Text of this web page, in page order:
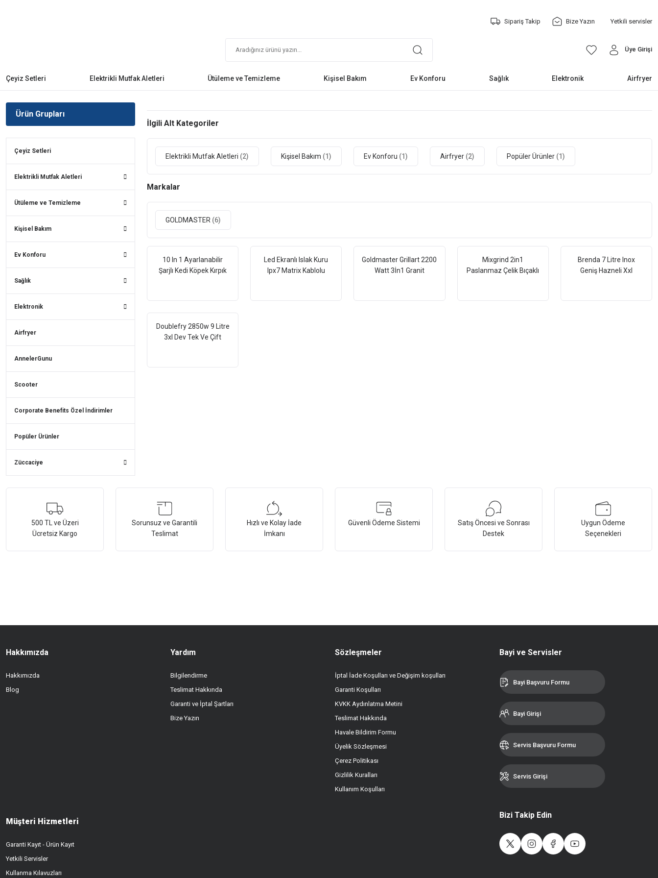
Sipariş Takip Bize Yazın Yetkili servisler
Üye Girişi
Çeyiz Setleri Elektrikli Mutfak Aletleri Ütüleme ve Temizleme Kişisel Bakım Ev Konforu Sağlık Elektronik Airfryer
Ürün Grupları
Çeyiz Setleri
Elektrikli Mutfak Aletleri
Ütüleme ve Temizleme
Kişisel Bakım
Ev Konforu
Sağlık
Elektronik
Airfryer
AnnelerGunu
Scooter
Corporate Benefits Özel İndirimler
Popüler Ürünler
Züccaciye
İlgili Alt Kategoriler
Elektrikli Mutfak Aletleri (2) Kişisel Bakım (1) Ev Konforu (1) Airfryer (2) Popüler Ürünler (1)
Markalar
GOLDMASTER (6)
10 In 1 Ayarlanabilir
Şarjlı Kedi Köpek Kırpık
Aparatlı
Led Ekranlı Islak Kuru
Ipx7 Matrix Kablolu
Goldmaster Grillart 2200
Watt 3İn1 Granit
Mixgrind 2in1
Paslanmaz Çelik Bıçaklı
Baharat Öğütücü
Brenda 7 Litre Inox
Geniş Hazneli Xxl
Fritözü
Doublefry 2850w 9 Litre
3xl Dev Tek Ve Çift
Hava Fritözü
500 TL ve Üzeri
Ücretsiz Kargo
Sorunsuz ve Garantili
Teslimat
Hızlı ve Kolay İade
İmkanı
Güvenli Ödeme Sistemi
Satış Öncesi ve Sonrası
Destek
Uygun Ödeme
Seçenekleri
Hakkımızda
Hakkımızda
Blog
Yardım
Bilgilendirme
Teslimat Hakkında
Garanti ve İptal Şartları
Bize Yazın
Sözleşmeler
İptal İade Koşulları ve Değişim koşulları
Garanti Koşulları
KVKK Aydınlatma Metini
Teslimat Hakkında
Havale Bildirim Formu
Üyelik Sözleşmesi
Çerez Politikası
Gizlilik Kuralları
Kullanım Koşulları
Müşteri Hizmetleri
Garanti Kayıt - Ürün Kayıt
Yetkili Servisler
Kullanma Kılavuzları
Bayi ve Servisler
Bayi Başvuru Formu
Bayi Girişi
Servis Başvuru Formu
Servis Girişi
Bizi Takip Edin